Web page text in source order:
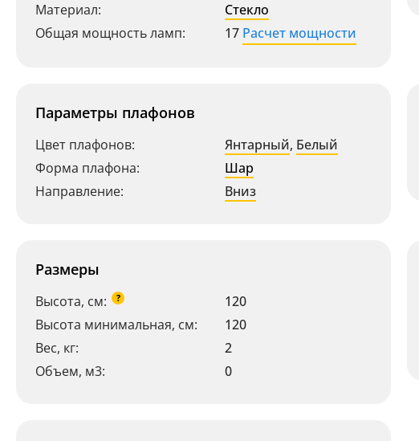
Материал:
Стекло
Общая мощность ламп:
17 Расчет мощности
Параметры плафонов
Цвет плафонов: Янтарный, Белый
Форма плафона:
Шар
Направление:
Вниз
Размеры
Высота, см: ?
120
Высота минимальная, см:
120
Вес, кг:
2
Объем, м3:
0